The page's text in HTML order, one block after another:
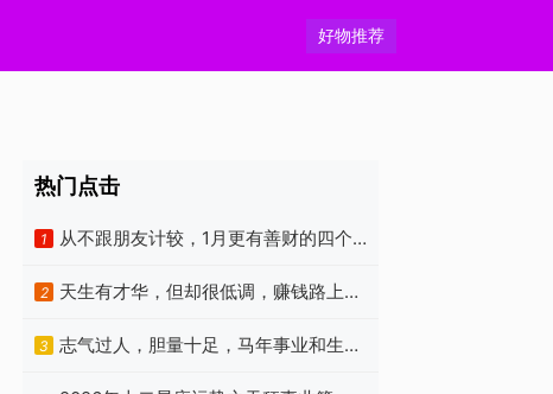
好物推荐
热门点击
1
从不跟朋友计较，1月更有善财的四个
生肖，意外收获相当多
2
天生有才华，但却很低调，赚钱路上贵
人多，烦恼少的3个生肖
3
志气过人，胆量十足，马年事业和生意
一马当先的四个属相